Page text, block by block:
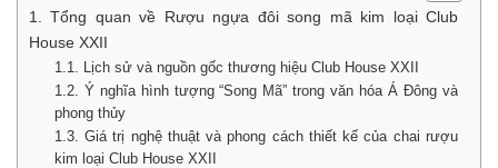
1. Tổng quan về Rượu ngựa đôi song mã kim loại Club
House XXII
1.1. Lịch sử và nguồn gốc thương hiệu Club House XXII
1.2. Ý nghĩa hình tượng “Song Mã” trong văn hóa Á Đông và
phong thủy
1.3. Giá trị nghệ thuật và phong cách thiết kế của chai rượu
kim loại Club House XXII